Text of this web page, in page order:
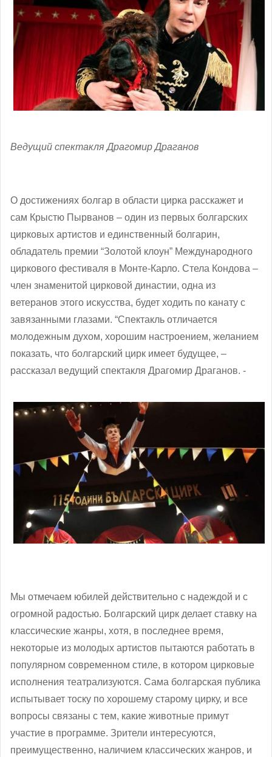
Ведущий спектакля Драгомир Драганов
О достижениях болгар в области цирка расскажет и
сам Крыстю Пырванов – один из первых болгарских
цирковых артистов и единственный болгарин,
обладатель премии “Золотой клоун” Международного
циркового фестиваля в Монте-Карло. Стела Кондова –
член знаменитой цирковой династии, одна из
ветеранов этого искусства, будет ходить по канату с
завязанными глазами. “Спектакль отличается
молодежным духом, хорошим настроением, желанием
показать, что болгарский цирк имеет будущее, –
рассказал ведущий спектакля Драгомир Драганов. -
Мы отмечаем юбилей действительно с надеждой и с
огромной радостью. Болгарский цирк делает ставку на
классические жанры, хотя, в последнее время,
некоторые из молодых артистов пытаются работать в
популярном современном стиле, в котором цирковые
исполнения театрализуются. Сама болгарская публика
испытывает тоску по хорошему старому цирку, и все
вопросы связаны с тем, какие животные примут
участие в программе. Зрители интересуются,
преимущественно, наличием классических жанров, и